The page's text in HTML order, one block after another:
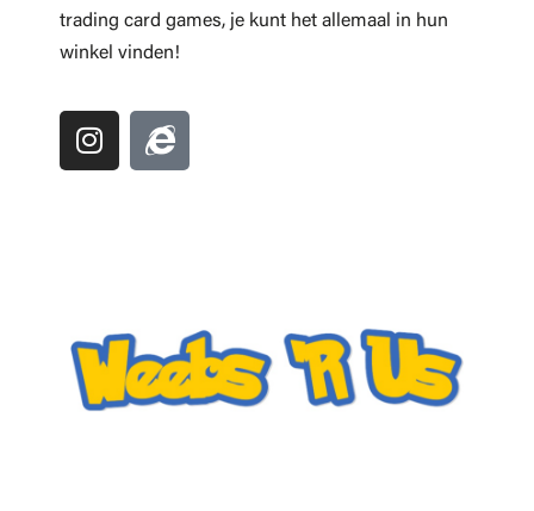
trading card games, je kunt het allemaal in hun
winkel vinden!